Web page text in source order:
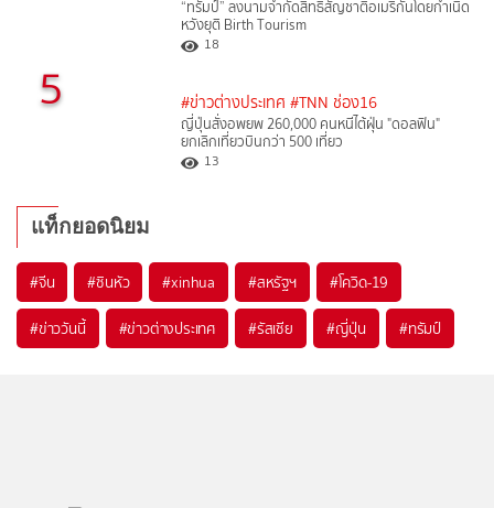
“ทรัมป์” ลงนามจำกัดสิทธิสัญชาติอเมริกันโดยกำเนิด
หวังยุติ Birth Tourism
18
5 #ข่าวต่างประเทศ #TNN ช่อง16
ญี่ปุ่นสั่งอพยพ 260,000 คนหนีไต้ฝุ่น "ดอลฟิน"
ยกเลิกเที่ยวบินกว่า 500 เที่ยว
13
แท็กยอดนิยม
#จีน #ซินหัว #xinhua #สหรัฐฯ #โควิด-19
#ข่าววันนี้ #ข่าวต่างประเทศ #รัสเซีย #ญี่ปุ่น #ทรัมป์